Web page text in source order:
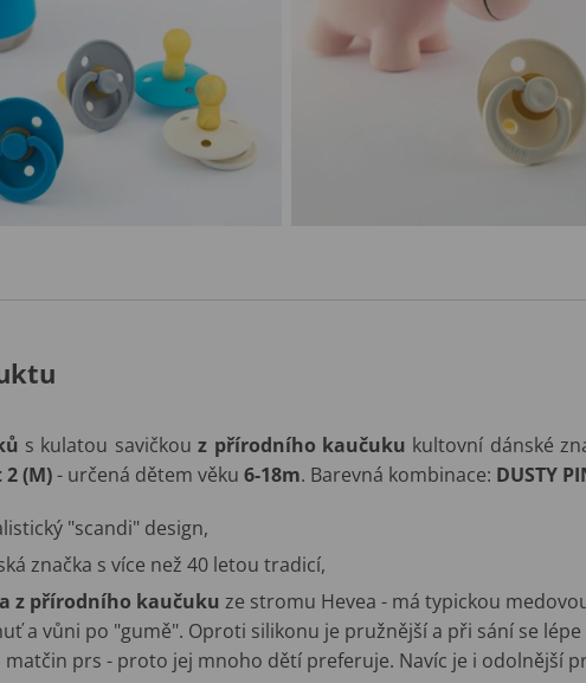
s kulatou savičkouz přírodního kaučuku kultovní dánské
(M)- určená dětem věku 6-18m. Barevná kombinace: DUSTY
"scandi" design,
značka s více než 40 letou tradicí,
z přírodního kaučuku ze stromu Hevea - má typickou
a vůni po "gumě". Oproti silikonu je pružnější a při sání se
matčin prs - proto jej mnoho dětí preferuje. Navíc je i odolnější